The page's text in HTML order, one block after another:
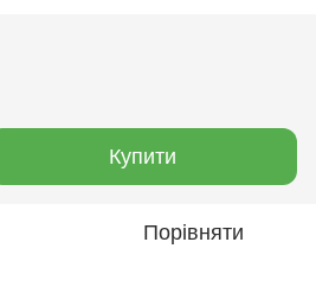
Купити
Порівняти